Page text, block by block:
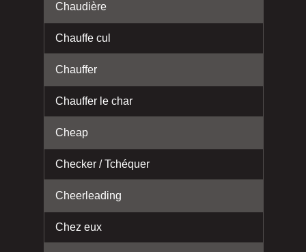
Chaudière
Chauffe cul
Chauffer
Chauffer le char
Cheap
Checker / Tchéquer
Cheerleading
Chez eux